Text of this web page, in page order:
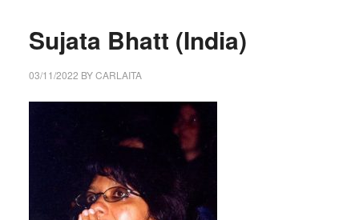
Sujata Bhatt (India)
03/11/2022 BYCARLAITA